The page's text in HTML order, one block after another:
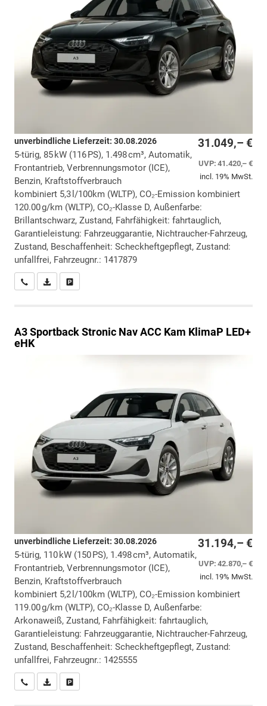
31.049,– €
UVP:41.420,– €
incl. 19% MwSt.
unverbindliche Lieferzeit: 30.08.2026
5-türig, 85 kW (116 PS), 1.498 cm³, Automatik,
Frontantrieb, Verbrennungsmotor (ICE),
Benzin, Kraftstoffverbrauch
kombiniert 5,3 l/100km (WLTP), CO₂-Emission kombiniert
120.00 g/km (WLTP), CO₂-Klasse D, Außenfarbe:
Brillantschwarz, Zustand, Fahrfähigkeit: fahrtauglich,
Garantieleistung: Fahrzeuggarantie, Nichtraucher-Fahrzeug,
Zustand, Beschaffenheit: Scheckheftgepflegt, Zustand:
unfallfrei, Fahrzeugnr.: 1417879
Wir rufen Sie anPDF-Datei, Fahrzeugexposé drucken
A3 SportbackStronic Nav ACC Kam KlimaP LED+
eHK
31.194,– €
UVP:42.870,– €
incl. 19% MwSt.
unverbindliche Lieferzeit: 30.08.2026
5-türig, 110 kW (150 PS), 1.498 cm³, Automatik,
Frontantrieb, Verbrennungsmotor (ICE),
Benzin, Kraftstoffverbrauch
kombiniert 5,2 l/100km (WLTP), CO₂-Emission kombiniert
119.00 g/km (WLTP), CO₂-Klasse D, Außenfarbe:
Arkonaweiß, Zustand, Fahrfähigkeit: fahrtauglich,
Garantieleistung: Fahrzeuggarantie, Nichtraucher-Fahrzeug,
Zustand, Beschaffenheit: Scheckheftgepflegt, Zustand:
unfallfrei, Fahrzeugnr.: 1425555
Wir rufen Sie anPDF-Datei, Fahrzeugexposé drucken